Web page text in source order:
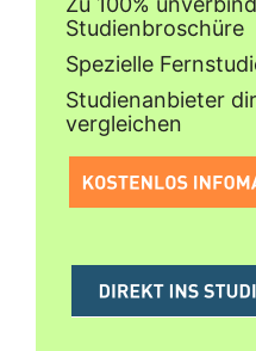
Studienbroschüre
Spezielle
Studienanbieter
vergleichen